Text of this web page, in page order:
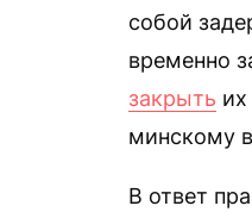
собой
временно
закрыть
минскому
В ответ